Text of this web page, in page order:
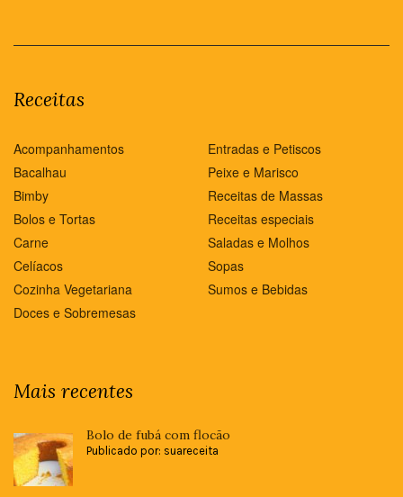
Receitas
Acompanhamentos
Bacalhau
Bimby
Bolos e Tortas
Carne
Celíacos
Cozinha Vegetariana
Doces e Sobremesas
Entradas e Petiscos
Peixe e Marisco
Receitas de Massas
Receitas especiais
Saladas e Molhos
Sopas
Sumos e Bebidas
Mais recentes
Bolo de fubá com flocão
Publicado por: suareceita